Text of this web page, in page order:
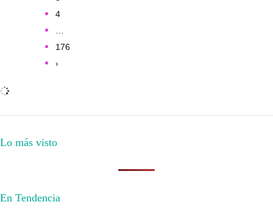
4
176
›
Lo más visto
En Tendencia